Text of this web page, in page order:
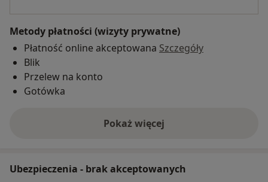
Metody płatności (wizyty prywatne)
Płatność online akceptowana Szczegóły
Blik
Przelew na konto
Gotówka
Pokaż więcej
o adresie
Ubezpieczenia - brak akceptowanych